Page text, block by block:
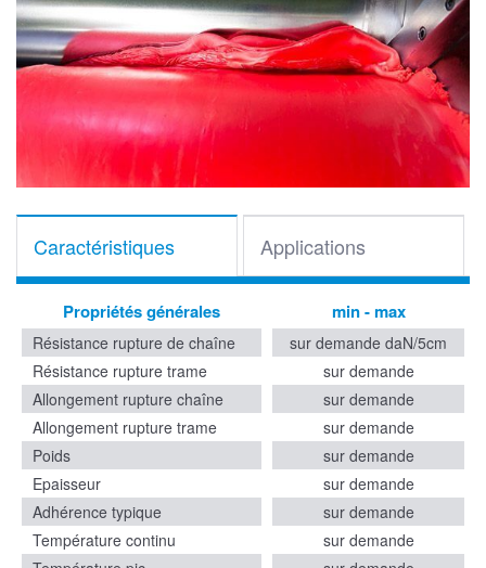
Caractéristiques Applications
Propriétés générales min - max
Résistance rupture de chaîne
sur demande daN/5cm
Résistance rupture trame
sur demande
Allongement rupture chaîne
sur demande
Allongement rupture trame
sur demande
Poids
sur demande
Epaisseur
sur demande
Adhérence typique
sur demande
Température continu
sur demande